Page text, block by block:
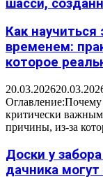
шасси,
Как
временем:
которое
20.03.2026
Оглавление:Почему
критически
причины, из-за
Доски у
дачника